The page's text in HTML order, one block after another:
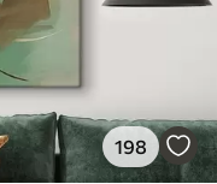
198